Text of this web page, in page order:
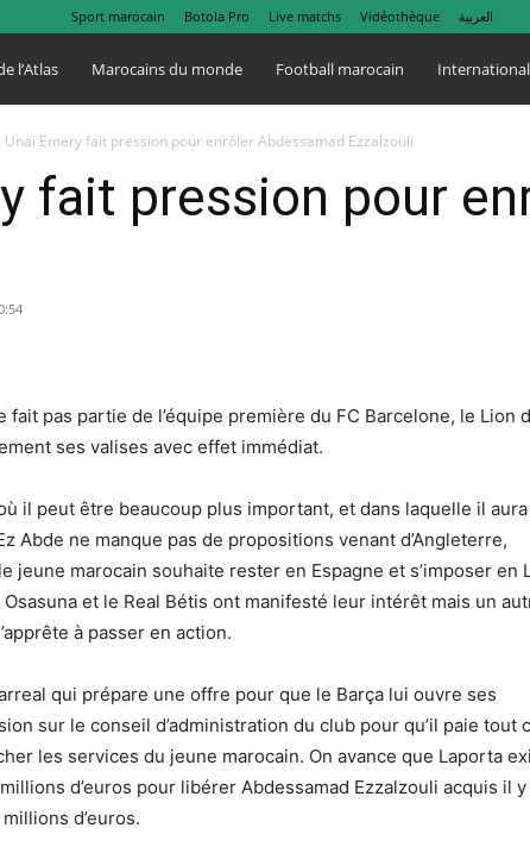
Sport marocain Botola Pro Live matchs Vidéothèque العربية
l’Atlas Marocains du monde Football marocain International
Unai Emery fait pression pour enrôler Abdessamad Ezzalzouli
fait pression pour
fait pas partie de l’équipe première du FC Barcelone, le Lion
ses valises avec effet immédiat.
il peut être beaucoup plus important, et dans laquelle il
Abde ne manque pas de propositions venant d’Angleterre,
jeune marocain souhaite rester en Espagne et s’imposer en
Osasuna et le Real Bétis ont manifesté leur intérêt mais un
à passer en action.
qui prépare une offre pour que le Barça lui ouvre ses
sur le conseil d’administration du club pour qu’il paie tout
les services du jeune marocain. On avance que Laporta
d’euros pour libérer Abdessamad Ezzalzouli acquis il y
d’euros.